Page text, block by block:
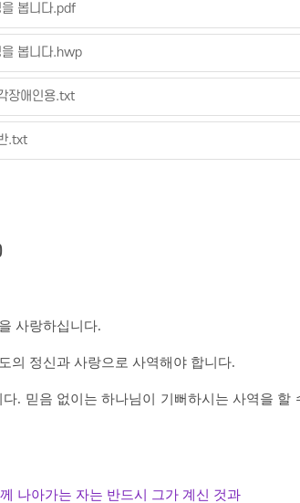
봅니다.pdf
봅니다.hwp
장애인용.txt
.txt
사랑하십니다.
의 정신과 사랑으로 사역해야 합니다.
. 믿음 없이는 하나님이 기뻐하시는 사역을 할
나아가는 자는 반드시 그가 계신 것과